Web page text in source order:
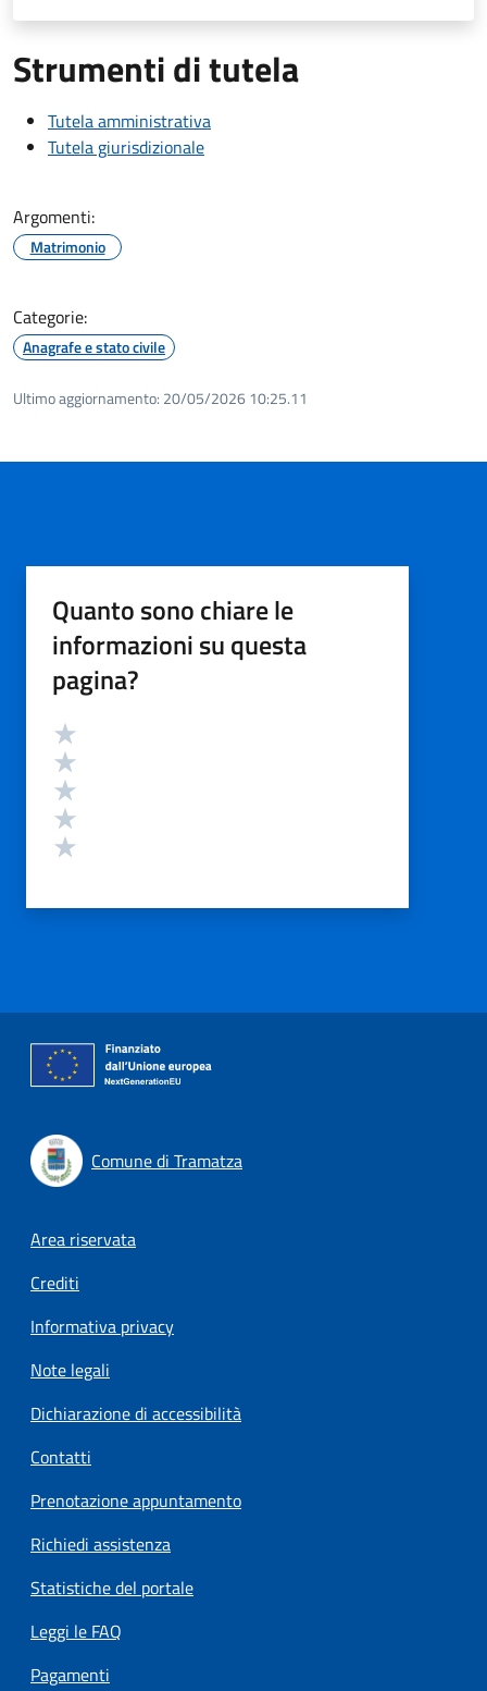
Strumenti di tutela
Tutela amministrativa
Tutela giurisdizionale
Argomenti:
Matrimonio
Categorie:
Anagrafe e stato civile
Ultimo aggiornamento: 20/05/2026 10:25.11
Quanto sono chiare le
informazioni su questa
pagina?
Valutazione
Comune di Tramatza
Footer menu
Area riservata
Crediti
Informativa privacy
Note legali
Dichiarazione di accessibilità
Contatti
Prenotazione appuntamento
Richiedi assistenza
Statistiche del portale
Leggi le FAQ
Pagamenti